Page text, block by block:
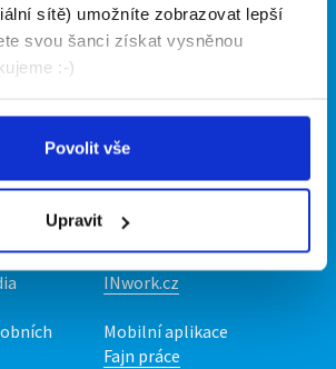
sítě) umožníte zobrazovat lepší
svou šanci získat vysněnou
:-)
Povolit vše
Upravit
Vložit inzerát
Ceník
Naše další projekty
Mobilní aplikace
Nabídka práce z celé ČR
INwork.cz
Mobilní aplikace
Fajn práce